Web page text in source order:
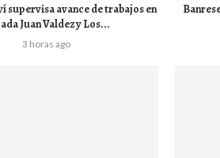
supervisa avance de trabajos en
Juan Valdez y Los...
3 horas ago